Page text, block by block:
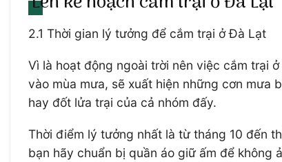
2.1 Thời gian lý tưởng để cắm trại ở Đà Lạt
Vì là hoạt động ngoài trời nên việc cắm trại
vào mùa mưa, sẽ xuất hiện những cơn mưa
hay đốt lửa trại của cả nhóm đấy.
Thời điểm lý tưởng nhất là từ tháng 10 đến
bạn hãy chuẩn bị quần áo giữ ấm để không